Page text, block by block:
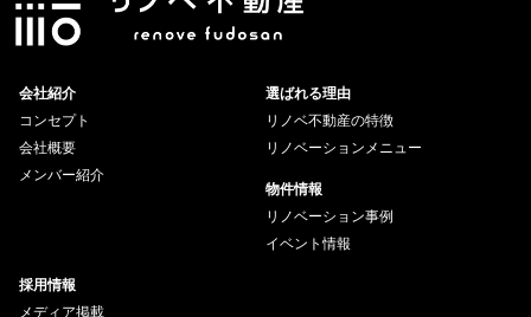
会社紹介
コンセプト
会社概要
メンバー紹介
選ばれる理由
リノベ不動産の特徴
リノベーションメニュー
物件情報
リノベーション事例
イベント情報
採用情報
メディア掲載